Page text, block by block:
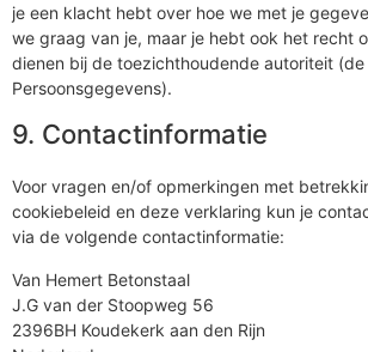
je een klacht hebt over hoe we met je
we graag van je, maar je hebt ook het recht
dienen bij de toezichthoudende autoriteit
Persoonsgegevens).
9. Contactinformatie
Voor vragen en/of opmerkingen met
cookiebeleid en deze verklaring kun je
via de volgende contactinformatie:
Van Hemert Betonstaal
J.G van der Stoopweg 56
2396BH Koudekerk aan den Rijn